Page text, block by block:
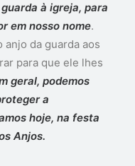
à igreja, para
em nosso nome.
da guarda aos
para que ele lhes
geral, podemos
a
hoje, na festa
Anjos.